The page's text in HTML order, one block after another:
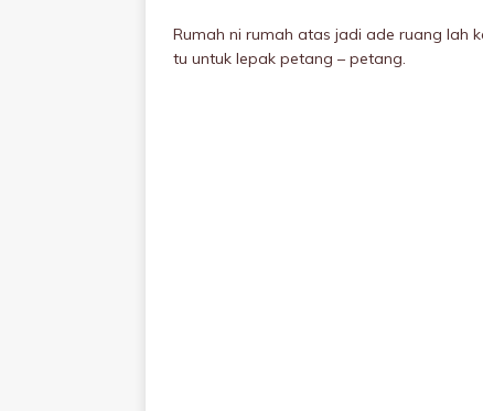
Rumah ni rumah atas jadi ade ruang lah
tu untuk lepak petang – petang.